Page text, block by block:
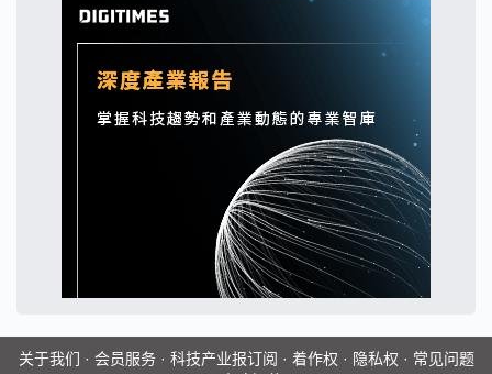
关于我们 · 会员服务· 科技产业报订阅 · 着作权 · 隐私权 · 常见问题